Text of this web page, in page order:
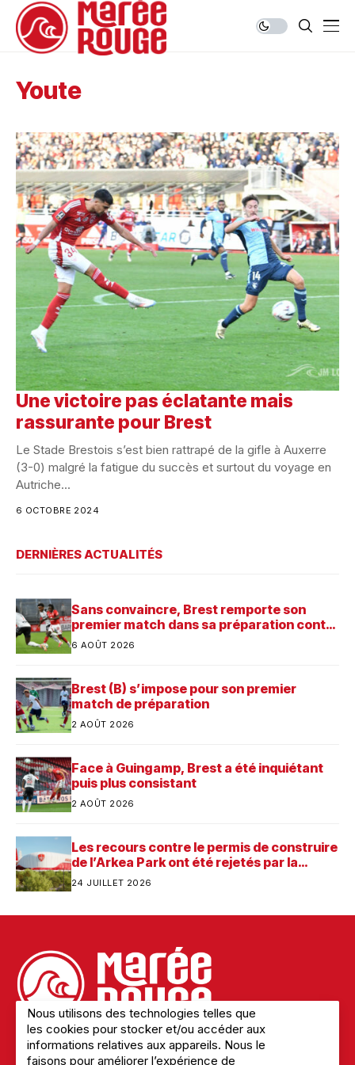
Youte
Une victoire pas éclatante mais
rassurante pour Brest
Le Stade Brestois s’est bien rattrapé de la gifle à Auxerre
(3-0) malgré la fatigue du succès et surtout du voyage en
Autriche...
6 OCTOBRE 2024
DERNIÈRES ACTUALITÉS
Sans convaincre, Brest remporte son
premier match dans sa préparation contre
Saint-Brieuc
6 AOÛT 2026
Brest (B) s’impose pour son premier
match de préparation
2 AOÛT 2026
Face à Guingamp, Brest a été inquiétant
puis plus consistant
2 AOÛT 2026
Les recours contre le permis de construire
de l’Arkea Park ont été rejetés par la
justice. Quelle est désormais la prochaine
24 JUILLET 2026
Nous utilisons des technologies telles que
les cookies pour stocker et/ou accéder aux
informations relatives aux appareils. Nous le
faisons pour améliorer l’expérience de